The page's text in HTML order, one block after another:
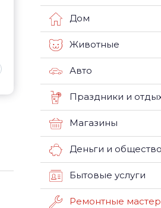
Дом
Животные
Авто
Праздники и
Магазины
Деньги и общество
Бытовые услуги
Ремонтные